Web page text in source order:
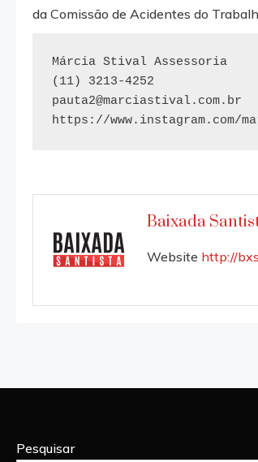
da Comissão de Acidentes do
Márcia Stival Assessoria
pauta2@marciastival.com.br
https://www.instagram.com/
Baixada
Website http://
Pesquisar